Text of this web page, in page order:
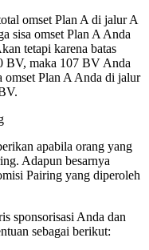
omset Plan A di jalur A
sisa omset Plan A Anda
tetapi karena batas
BV, maka 107 BV Anda
omset Plan A Anda di jalur
apabila orang yang
Adapun besarnya
Pairing yang diperoleh
sponsorisasi Anda dan
sebagai berikut: